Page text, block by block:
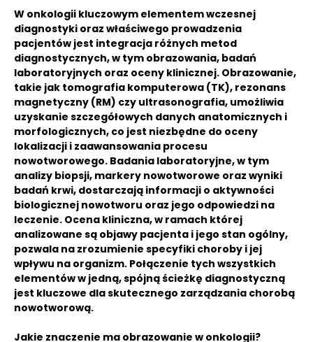
W onkologii kluczowym elementem wczesnej
diagnostyki oraz właściwego prowadzenia
pacjentów jest integracja różnych metod
diagnostycznych, w tym obrazowania, badań
laboratoryjnych oraz oceny klinicznej. Obrazowanie,
takie jak tomografia komputerowa (TK), rezonans
magnetyczny (RM) czy ultrasonografia, umożliwia
uzyskanie szczegółowych danych anatomicznych i
morfologicznych, co jest niezbędne do oceny
lokalizacji i zaawansowania procesu
nowotworowego. Badania laboratoryjne, w tym
analizy biopsji, markery nowotworowe oraz wyniki
badań krwi, dostarczają informacji o aktywności
biologicznej nowotworu oraz jego odpowiedzi na
leczenie. Ocena kliniczna, w ramach której
analizowane są objawy pacjenta i jego stan ogólny,
pozwala na zrozumienie specyfiki choroby i jej
wpływu na organizm. Połączenie tych wszystkich
elementów w jedną, spójną ścieżkę diagnostyczną
jest kluczowe dla skutecznego zarządzania chorobą
nowotworową.
Jakie znaczenie ma obrazowanie w onkologii?